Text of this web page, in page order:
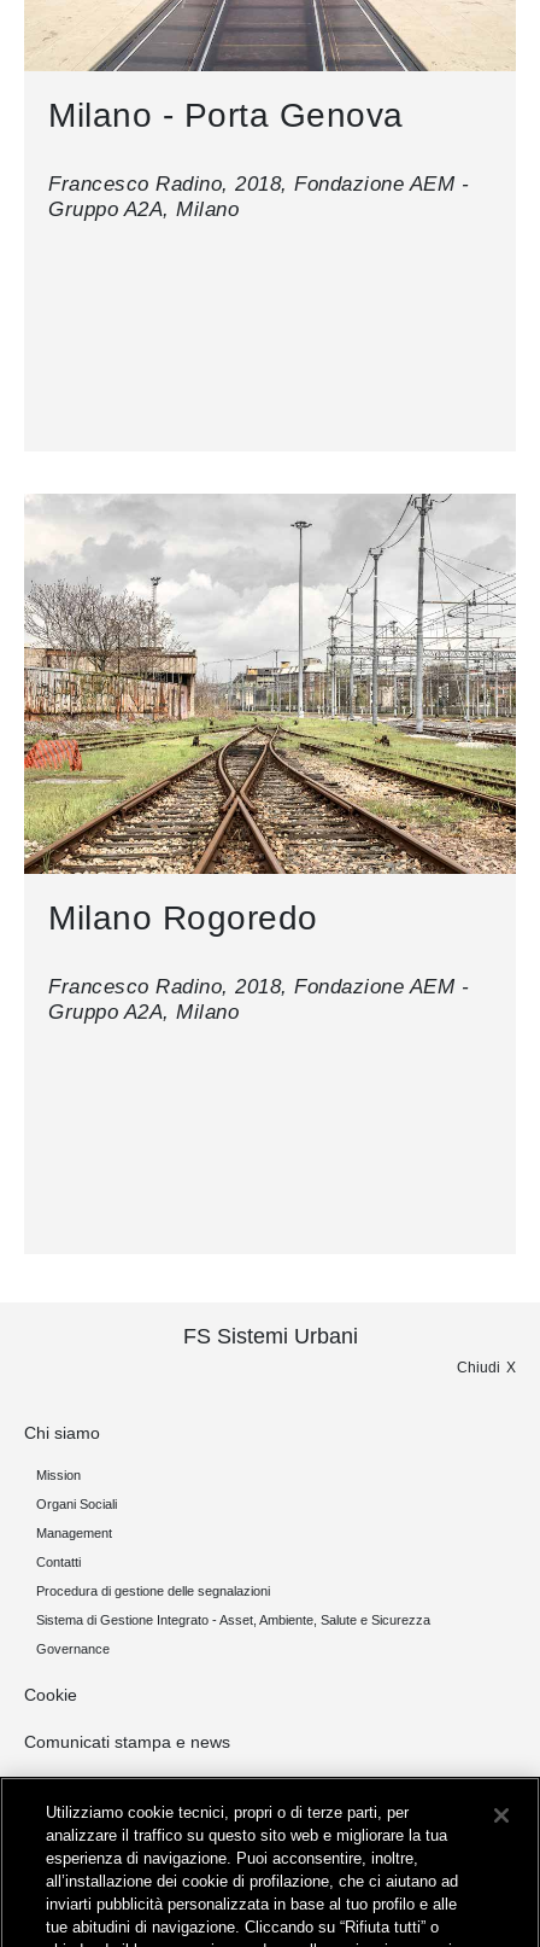
Milano - Porta Genova
Francesco Radino, 2018, Fondazione AEM -
Gruppo A2A, Milano
Milano Rogoredo
Francesco Radino, 2018, Fondazione AEM -
Gruppo A2A, Milano
FS Sistemi Urbani
Chiudi
Chi siamo
Mission
Organi Sociali
Management
Contatti
Procedura di gestione delle segnalazioni
Sistema di Gestione Integrato - Asset, Ambiente, Salute e Sicurezza
Governance
Cookie
Comunicati stampa e news
NORD ITALIA
CENTRO ITALIA
SUD ITALIA E ISOLE
Invio manifestazioni di interesse
Utilizziamo cookie tecnici, propri o di terze parti, per
analizzare il traffico su questo sito web e migliorare la tua
esperienza di navigazione. Puoi acconsentire, inoltre,
all’installazione dei cookie di profilazione, che ci aiutano ad
inviarti pubblicità personalizzata in base al tuo profilo e alle
tue abitudini di navigazione. Cliccando su “Rifiuta tutti” o